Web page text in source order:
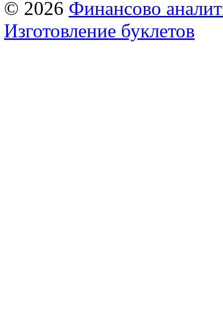
© 2026 Финансово
Изготовление буклетов